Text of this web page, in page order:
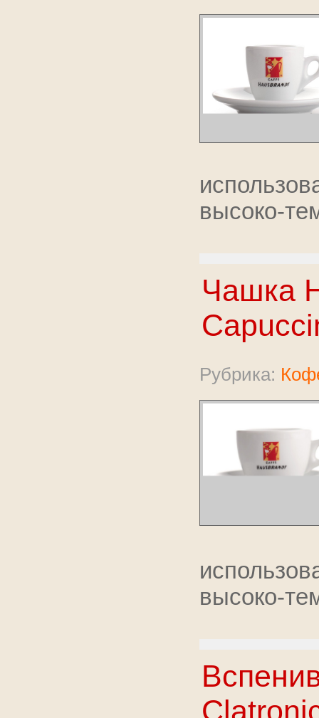
высоко-
Чашка
Рубрика:
высоко-